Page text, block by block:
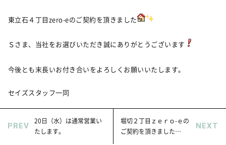
ハウスメイキングラボ
オーナーズ
耐震等級3の家づくり
「したまち未来活用」～不動産売却相談室～
サイトマップ
東立石４丁目zero-eのご契約を頂きました
Ｓさま、当社をお選びいただき誠にありがとうございます
今後とも末長いお付き合いをよろしくお願いいたします。
セイズスタッフ一同
PREV
20日（水）は通常営業い
たします。
堀切２丁目ｚｅｒｏ-ｅの
ご契約を頂きました
NEXT